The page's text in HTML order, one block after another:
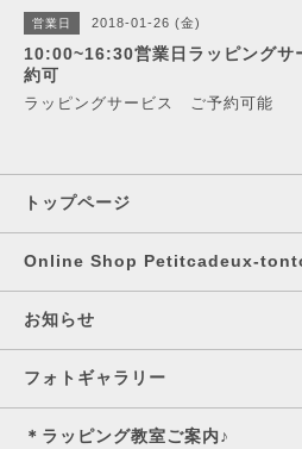
営業日 2018-01-26 (金)
10:00~16:30営業日ラッピングサ
約可
ラッピングサービス ご予約可能
トップページ
Online Shop Petitcadeux-
お知らせ
フォトギャラリー
＊ラッピング教室ご案内♪